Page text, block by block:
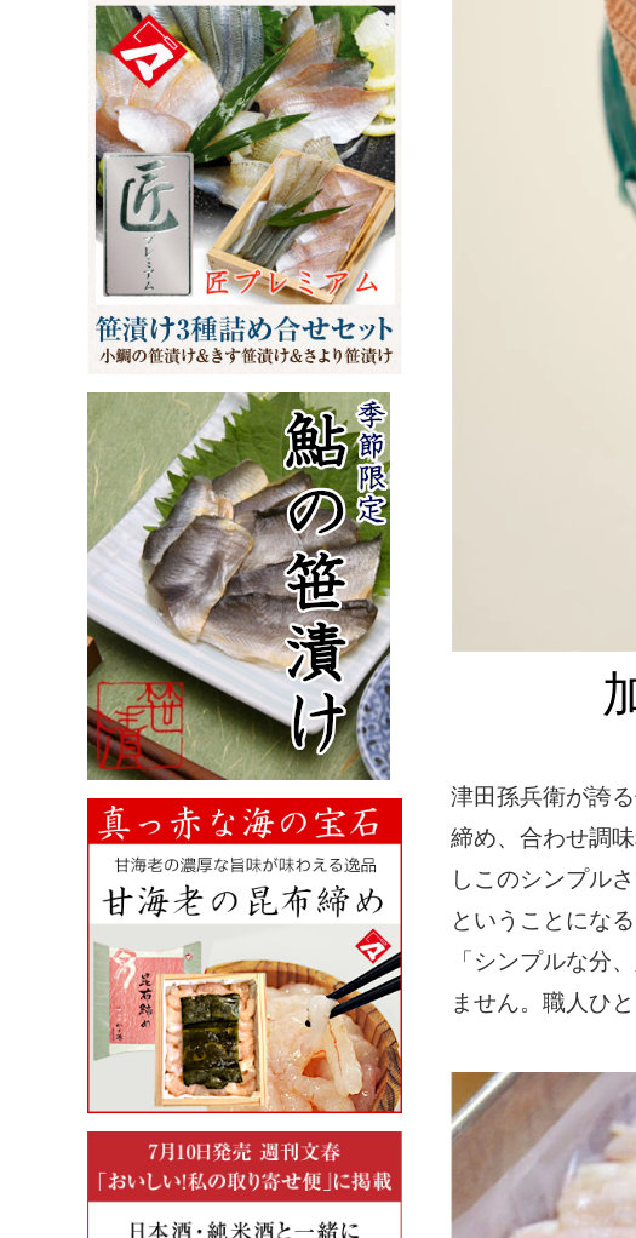
津田孫兵衛が誇
締め、合わせ調
しこのシンプル
ということにな
「シンプルな分
ません。職人ひ